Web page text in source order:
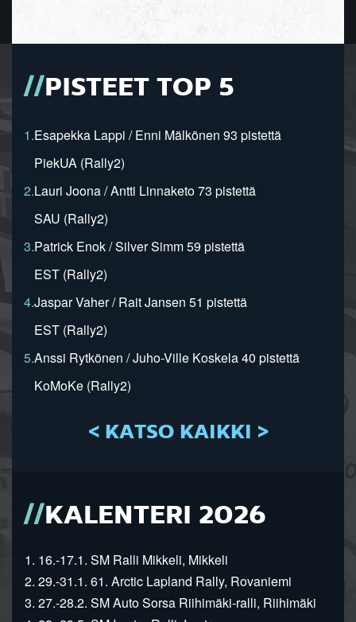
PISTEET TOP 5
1.Esapekka Lappi / Enni Mälkönen 93 pistettä
PiekUA (Rally2)
2.Lauri Joona / Antti Linnaketo 73 pistettä
SAU (Rally2)
3.Patrick Enok / Silver Simm 59 pistettä
EST (Rally2)
4.Jaspar Vaher / Rait Jansen 51 pistettä
EST (Rally2)
5.Anssi Rytkönen / Juho-Ville Koskela 40 pistettä
KoMoKe (Rally2)
< KATSO KAIKKI >
KALENTERI 2026
1. 16.-17.1. SM Ralli Mikkeli, Mikkeli
2. 29.-31.1. 61. Arctic Lapland Rally, Rovaniemi
3. 27.-28.2. SM Auto Sorsa Riihimäki-ralli, Riihimäki